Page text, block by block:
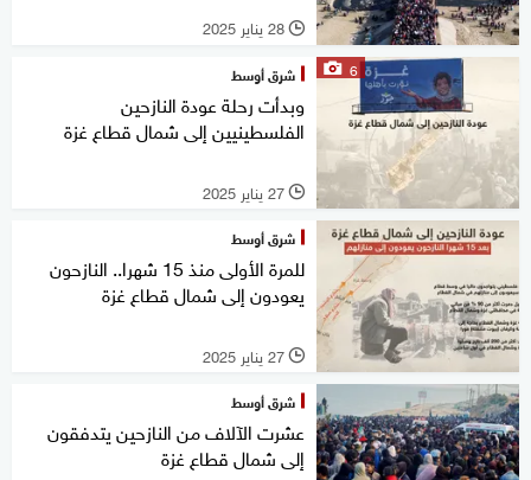
l 28 يناير 2025
6 شرق أوسط
وبدأت رحلة عودة النازحين
الفلسطينيين إلى شمال قطاع غزة
l 27 يناير 2025
شرق أوسط
للمرة الأولى منذ 15 شهرا.. النازحون
يعودون إلى شمال قطاع غزة
l 27 يناير 2025
شرق أوسط
عشرت الآلاف من النازحين يتدفقون
إلى شمال قطاع غزة